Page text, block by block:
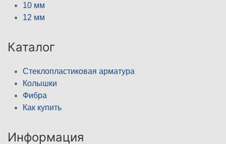
10 мм
12 мм
Каталог
Стеклопластиковая арматура
Колышки
Фибра
Как купить
Информация